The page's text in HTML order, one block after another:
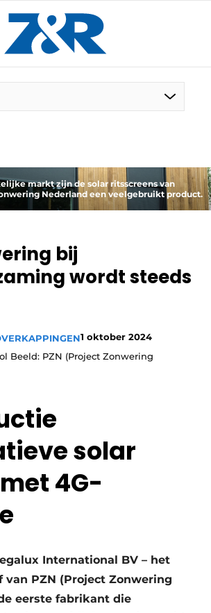
DE EN
NL
markt zijn de solar ritsscreens van
Nederland een veelgebruikt product.
bij
wordt steeds
1 oktober 2024
Beeld: PZN (Project Zonwering
solar
4G-
International BV – het
van PZN (Project Zonwering
eerste fabrikant die